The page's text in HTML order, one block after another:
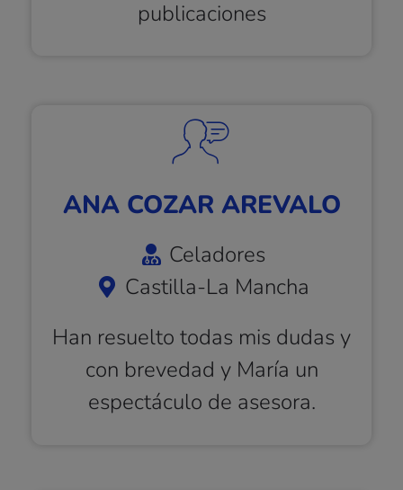
publicaciones
ANA COZAR AREVALO
Celadores
Castilla-La Mancha
Han resuelto todas mis dudas y
con brevedad y María un
espectáculo de asesora.